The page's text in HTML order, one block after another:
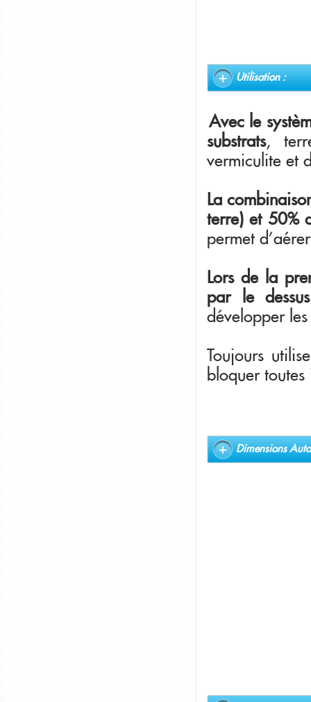
Utilisation :
Avec le
substrats,
vermiculite et
La
terre) et 50%
permet
Lors de la
par le
développer
Toujours
bloquer toutes
Dimensions